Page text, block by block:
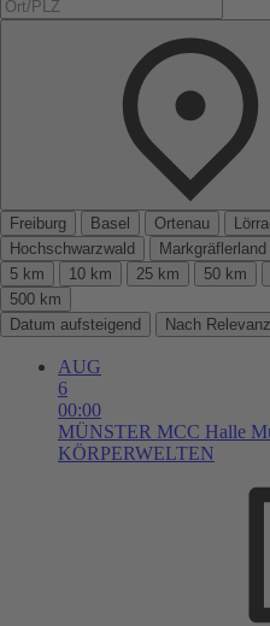
Freiburg
Basel Ortenau
Hochschwarzwald
Markgräflerland
5 km
10 km 25 km 50 km
500 km
Datum aufsteigend
Nach Relevanz
AUG
6
00:00
MÜNSTER MCC Halle
KÖRPERWELTEN